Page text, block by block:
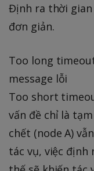
Định ra thời
đơn giản.
Too long
message lỗi
Too short
vấn đề chỉ là
chết (node A)
tác vụ, việc định